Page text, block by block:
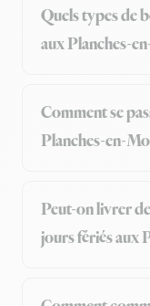
Quels types de
aux Planches-
Comment se
Planches-en-
Peut-on livrer
jours fériés aux